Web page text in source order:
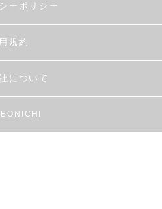
ーポリシー
規約
について